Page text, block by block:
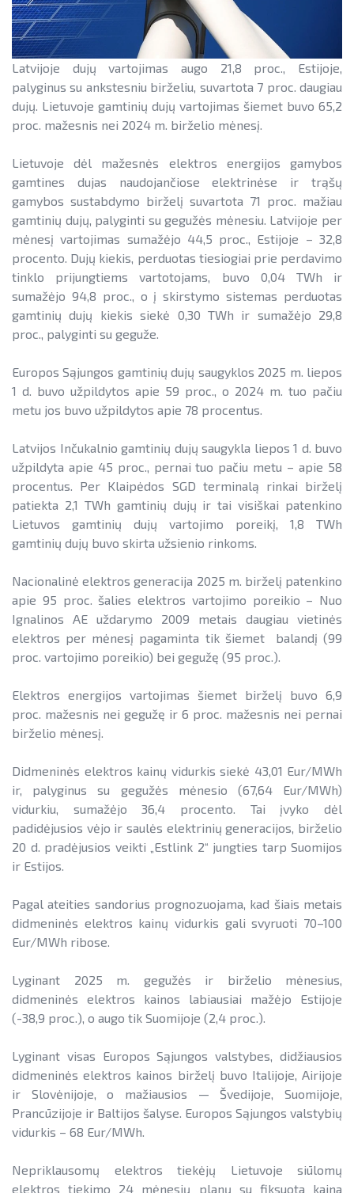
Latvijoje dujų vartojimas augo 21,8 proc., Estijoje,
palyginus su ankstesniu birželiu, suvartota 7 proc. daugiau
dujų. Lietuvoje gamtinių dujų vartojimas šiemet buvo 65,2
proc. mažesnis nei 2024 m. birželio mėnesį.
Lietuvoje dėl mažesnės elektros energijos gamybos
gamtines dujas naudojančiose elektrinėse ir trąšų
gamybos sustabdymo birželį suvartota 71 proc. mažiau
gamtinių dujų, palyginti su gegužės mėnesiu. Latvijoje per
mėnesį vartojimas sumažėjo 44,5 proc., Estijoje – 32,8
procento. Dujų kiekis, perduotas tiesiogiai prie perdavimo
tinklo prijungtiems vartotojams, buvo 0,04 TWh ir
sumažėjo 94,8 proc., o į skirstymo sistemas perduotas
gamtinių dujų kiekis siekė 0,30 TWh ir sumažėjo 29,8
proc., palyginti su geguže.
Europos Sąjungos gamtinių dujų saugyklos 2025 m. liepos
1 d. buvo užpildytos apie 59 proc., o 2024 m. tuo pačiu
metu jos buvo užpildytos apie 78 procentus.
Latvijos Inčukalnio gamtinių dujų saugykla liepos 1 d. buvo
užpildyta apie 45 proc., pernai tuo pačiu metu – apie 58
procentus. Per Klaipėdos SGD terminalą rinkai birželį
patiekta 2,1 TWh gamtinių dujų ir tai visiškai patenkino
Lietuvos gamtinių dujų vartojimo poreikį, 1,8 TWh
gamtinių dujų buvo skirta užsienio rinkoms.
Nacionalinė elektros generacija 2025 m. birželį patenkino
apie 95 proc. šalies elektros vartojimo poreikio – Nuo
Ignalinos AE uždarymo 2009 metais daugiau vietinės
elektros per mėnesį pagaminta tik šiemet balandį (99
proc. vartojimo poreikio) bei gegužę (95 proc.).
Elektros energijos vartojimas šiemet birželį buvo 6,9
proc. mažesnis nei gegužę ir 6 proc. mažesnis nei pernai
birželio mėnesį.
Didmeninės elektros kainų vidurkis siekė 43,01 Eur/MWh
ir, palyginus su gegužės mėnesio (67,64 Eur/MWh)
vidurkiu, sumažėjo 36,4 procento. Tai įvyko dėl
padidėjusios vėjo ir saulės elektrinių generacijos, birželio
20 d. pradėjusios veikti „Estlink 2“ jungties tarp Suomijos
ir Estijos.
Pagal ateities sandorius prognozuojama, kad šiais metais
didmeninės elektros kainų vidurkis gali svyruoti 70–100
Eur/MWh ribose.
Lyginant 2025 m. gegužės ir birželio mėnesius,
didmeninės elektros kainos labiausiai mažėjo Estijoje
(-38,9 proc.), o augo tik Suomijoje (2,4 proc.).
Lyginant visas Europos Sąjungos valstybes, didžiausios
didmeninės elektros kainos birželį buvo Italijoje, Airijoje
ir Slovėnijoje, o mažiausios — Švedijoje, Suomijoje,
Prancūzijoje ir Baltijos šalyse. Europos Sąjungos valstybių
vidurkis – 68 Eur/MWh.
Nepriklausomų elektros tiekėjų Lietuvoje siūlomų
elektros tiekimo 24 mėnesių planų su fiksuota kaina